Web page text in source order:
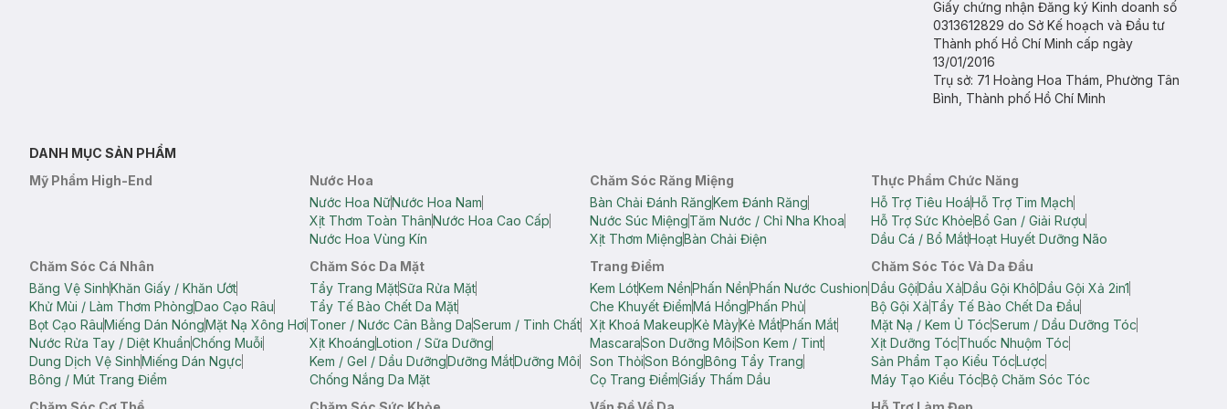
Giấy chứng nhận Đăng ký Kinh doanh số
0313612829 do Sở Kế hoạch và Đầu tư
Thành phố Hồ Chí Minh cấp ngày
13/01/2016
Trụ sở: 71 Hoàng Hoa Thám, Phường Tân
Bình, Thành phố Hồ Chí Minh
DANH MỤC SẢN PHẨM
Mỹ Phẩm High-End
Nước Hoa
Nước Hoa NữNước Hoa Nam
Xịt Thơm Toàn ThânNước Hoa Cao Cấp
Nước Hoa Vùng Kín
Chăm Sóc Răng Miệng
Bàn Chải Đánh RăngKem Đánh Răng
Nước Súc MiệngTăm Nước / Chỉ Nha Khoa
Xịt Thơm MiệngBàn Chải Điện
Thực Phẩm Chức Năng
Hỗ Trợ Tiêu HoáHỗ Trợ Tim Mạch
Hỗ Trợ Sức KhỏeBổ Gan / Giải Rượu
Dầu Cá / Bổ MắtHoạt Huyết Dưỡng Não
Chăm Sóc Cá Nhân
Băng Vệ SinhKhăn Giấy / Khăn Ướt
Khử Mùi / Làm Thơm PhòngDao Cạo Râu
Bọt Cạo RâuMiếng Dán NóngMặt Nạ Xông Hơi
Nước Rửa Tay / Diệt KhuẩnChống Muỗi
Dung Dịch Vệ SinhMiếng Dán Ngực
Bông / Mút Trang Điểm
Chăm Sóc Da Mặt
Tẩy Trang MặtSữa Rửa Mặt
Tẩy Tế Bào Chết Da Mặt
Toner / Nước Cân Bằng DaSerum / Tinh Chất
Xịt KhoángLotion / Sữa Dưỡng
Kem / Gel / Dầu DưỡngDưỡng MắtDưỡng Môi
Chống Nắng Da Mặt
Trang Điểm
Kem LótKem NềnPhấn NềnPhấn Nước Cushion
Che Khuyết ĐiểmMá HồngPhấn Phủ
Xịt Khoá MakeupKẻ MàyKẻ MắtPhấn Mắt
MascaraSon Dưỡng MôiSon Kem / Tint
Son ThỏiSon BóngBông Tẩy Trang
Cọ Trang ĐiểmGiấy Thấm Dầu
Chăm Sóc Tóc Và Da Đầu
Dầu GộiDầu XảDầu Gội KhôDầu Gội Xả 2in1
Bộ Gội XảTẩy Tế Bào Chết Da Đầu
Mặt Nạ / Kem Ủ TócSerum / Dầu Dưỡng Tóc
Xịt Dưỡng TócThuốc Nhuộm Tóc
Sản Phẩm Tạo Kiểu TócLược
Máy Tạo Kiểu TócBộ Chăm Sóc Tóc